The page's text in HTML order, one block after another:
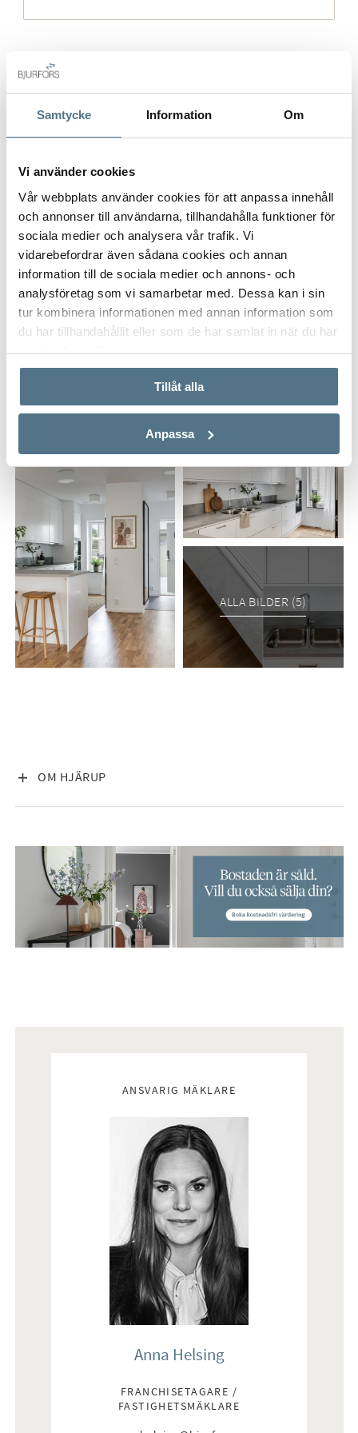
Samtycke Information Om
Vi använder cookies
Vår webbplats använder cookies för att anpassa innehåll
och annonser till användarna, tillhandahålla funktioner för
sociala medier och analysera vår trafik. Vi
vidarebefordrar även sådana cookies och annan
information till de sociala medier och annons- och
analysföretag som vi samarbetar med. Dessa kan i sin
tur kombinera informationen med annan information som
du har tillhandahållit eller som de har samlat in när du har
använt deras tjänster.
Tillåt alla
Anpassa
Postnummer*
Ange ditt postnummer (5 siffror utan mellanslag)
ALLA BILDER (5)
OM HJÄRUP
VISA INNEHÅLL
ANSVARIG MÄKLARE
Anna Helsing
FRANCHISETAGARE /
FASTIGHETSMÄKLARE